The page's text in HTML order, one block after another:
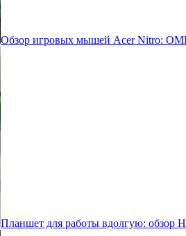
Обзор игровых мышей Acer Nitro:
Планшет для работы вдолгую: обзор